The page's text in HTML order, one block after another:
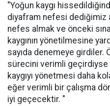
"Yoğun kaygı
diyafram nefesi dediğimiz
nefes almak ve önceki
kaygının yönetilmesine
sayıda denemeye girdiler.
sürecini verimli
kaygıyı yönetmesi daha
eğer verimli bir çalışma
iyi geçecektir. "